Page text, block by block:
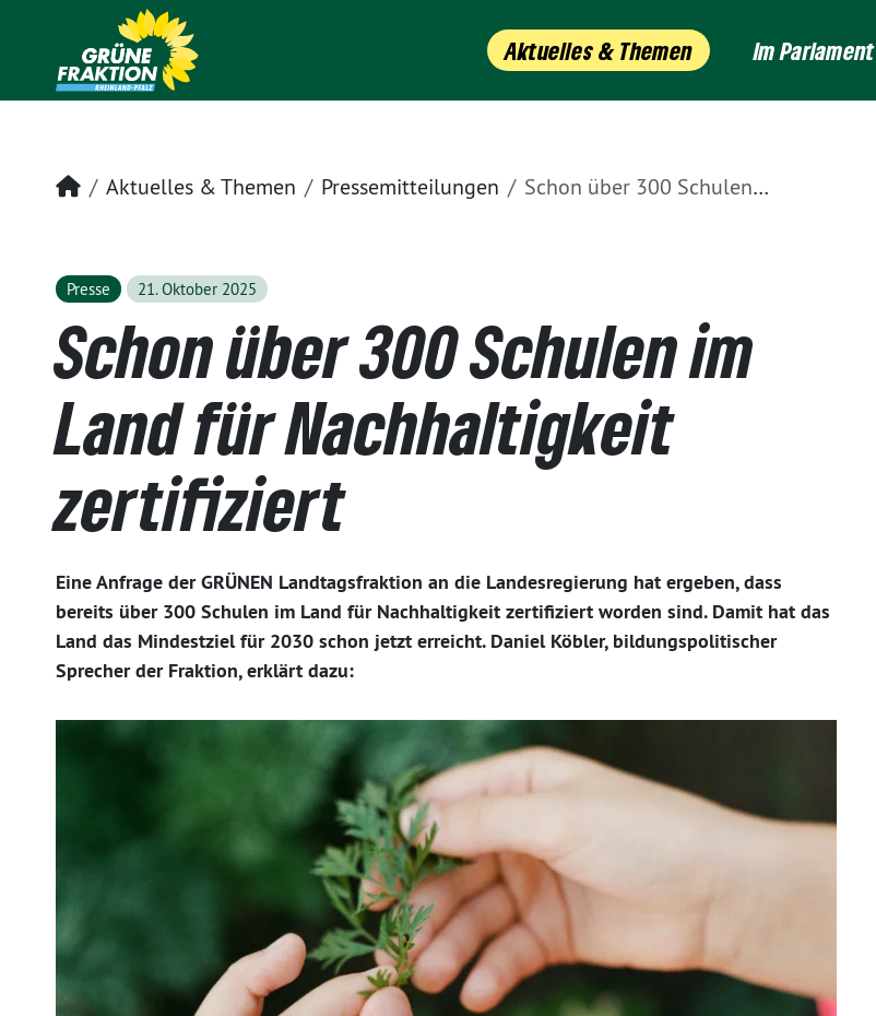
Aktuelles & Themen Im Parlament
Startseite
Aktuelles & Themen Pressemitteilungen Schon über 300 Schulen im Land für Nachhaltigkeit zertifiziert
Presse 21. Oktober 2025
Schon über 300 Schulen im
Land für Nachhaltigkeit
zertifiziert
Eine Anfrage der GRÜNEN Landtagsfraktion an die Landesregierung hat ergeben, dass
bereits über 300 Schulen im Land für Nachhaltigkeit zertifiziert worden sind. Damit hat das
Land das Mindestziel für 2030 schon jetzt erreicht. Daniel Köbler, bildungspolitischer
Sprecher der Fraktion, erklärt dazu: